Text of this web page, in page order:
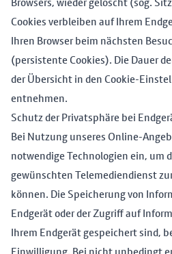
Cookies verbleiben auf Ihrem
Ihren Browser beim nächsten
(persistente Cookies). Die Dauer
der Übersicht in den Cookie-
entnehmen.
Schutz der Privatsphäre bei
Bei Nutzung unseres Online-
notwendige Technologien ein, um
gewünschten Telemediendienst
können. Die Speicherung von
Endgerät oder der Zugriff auf
Ihrem Endgerät gespeichert sind,